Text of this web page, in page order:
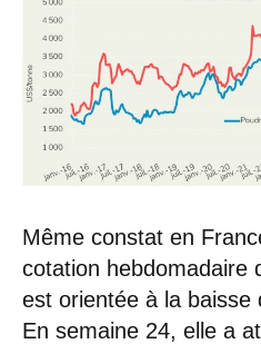
Même constat en
cotation hebdomadaire
est orientée à la baisse
En semaine 24, elle a